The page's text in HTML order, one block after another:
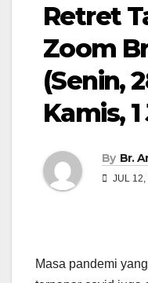
Retret
Zoom
(Senin,
Kamis, 1
By Br.
JUL 12,
Masa pandemi